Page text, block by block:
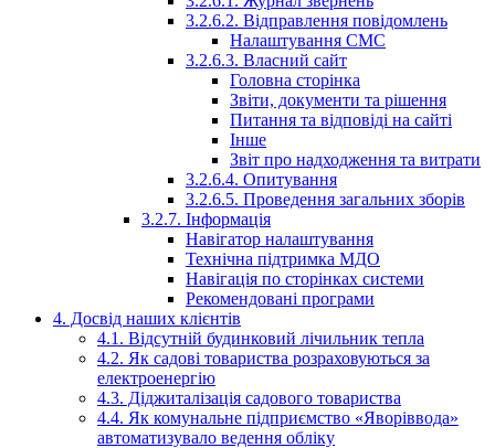
3.2.6.2. Відправлення повідомлень
Налаштування СМС
3.2.6.3. Власний сайт
Головна сторінка
Звіти, документи та рішення
Питання та відповіді на сайті
Інше
Звіт про надходження та витрати
3.2.6.4. Опитування
3.2.6.5. Проведення загальних зборів
3.2.7. Інформація
Навігатор налаштування
Технічна підтримка МДО
Навігація по сторінках системи
Рекомендовані програми
4. Досвід наших клієнтів
4.1. Відсутній будинковий лічильник тепла
4.2. Як садові товариства розраховуються за
електроенергію
4.3. Діджиталізація садового товариства
4.4. Як комунальне підприємство «Яворіввода»
автоматизувало ведення обліку